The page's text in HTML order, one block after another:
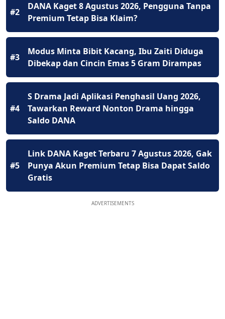
#2
DANA Kaget 8 Agustus 2026, Pengguna Tanpa
Premium Tetap Bisa Klaim?
#3
Modus Minta Bibit Kacang, Ibu Zaiti Diduga
Dibekap dan Cincin Emas 5 Gram Dirampas
#4
S Drama Jadi Aplikasi Penghasil Uang 2026,
Tawarkan Reward Nonton Drama hingga
Saldo DANA
#5
Link DANA Kaget Terbaru 7 Agustus 2026, Gak
Punya Akun Premium Tetap Bisa Dapat Saldo
Gratis
ADVERTISEMENTS